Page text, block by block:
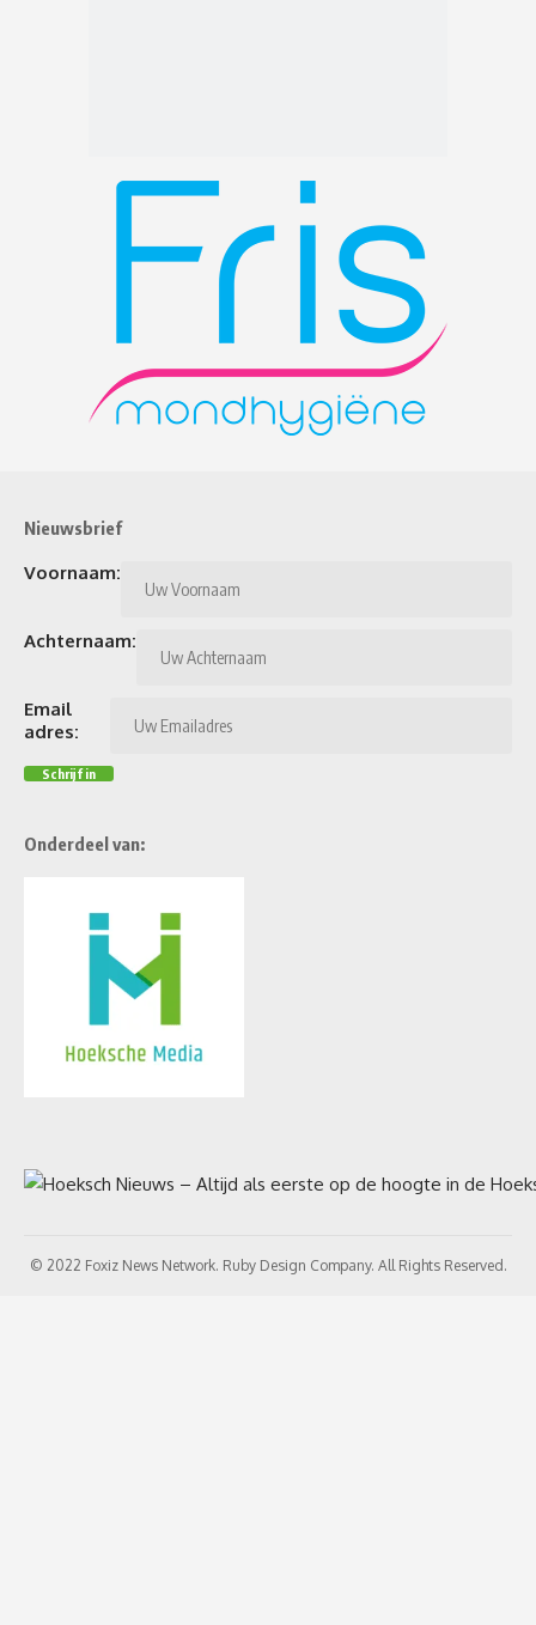
Nieuwsbrief
Voornaam:
Achternaam:
Email
adres:
Onderdeel van:
© 2022 Foxiz News Network. Ruby Design Company. All Rights Reserved.